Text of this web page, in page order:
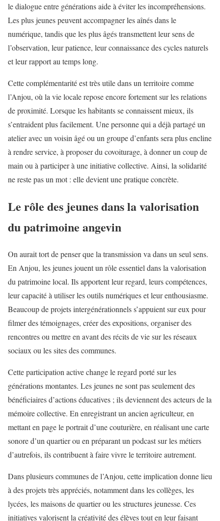
le dialogue entre générations aide à éviter les incompréhensions.
Les plus jeunes peuvent accompagner les aînés dans le
numérique, tandis que les plus âgés transmettent leur sens de
l’observation, leur patience, leur connaissance des cycles naturels
et leur rapport au temps long.
Cette complémentarité est très utile dans un territoire comme
l’Anjou, où la vie locale repose encore fortement sur les relations
de proximité. Lorsque les habitants se connaissent mieux, ils
s’entraident plus facilement. Une personne qui a déjà partagé un
atelier avec un voisin âgé ou un groupe d’enfants sera plus encline
à rendre service, à proposer du covoiturage, à donner un coup de
main ou à participer à une initiative collective. Ainsi, la solidarité
ne reste pas un mot : elle devient une pratique concrète.
Le rôle des jeunes dans la valorisation
du patrimoine angevin
On aurait tort de penser que la transmission va dans un seul sens.
En Anjou, les jeunes jouent un rôle essentiel dans la valorisation
du patrimoine local. Ils apportent leur regard, leurs compétences,
leur capacité à utiliser les outils numériques et leur enthousiasme.
Beaucoup de projets intergénérationnels s’appuient sur eux pour
filmer des témoignages, créer des expositions, organiser des
rencontres ou mettre en avant des récits de vie sur les réseaux
sociaux ou les sites des communes.
Cette participation active change le regard porté sur les
générations montantes. Les jeunes ne sont pas seulement des
bénéficiaires d’actions éducatives ; ils deviennent des acteurs de la
mémoire collective. En enregistrant un ancien agriculteur, en
mettant en page le portrait d’une couturière, en réalisant une carte
sonore d’un quartier ou en préparant un podcast sur les métiers
d’autrefois, ils contribuent à faire vivre le territoire autrement.
Dans plusieurs communes de l’Anjou, cette implication donne lieu
à des projets très appréciés, notamment dans les collèges, les
lycées, les maisons de quartier ou les structures jeunesse. Ces
initiatives valorisent la créativité des élèves tout en leur faisant